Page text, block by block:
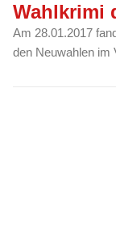
Wahlkrimi
Am 28.01.2017
den Neuwahlen im